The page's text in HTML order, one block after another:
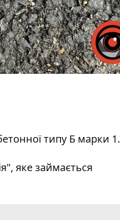
типу Б марки 1.
яке займається